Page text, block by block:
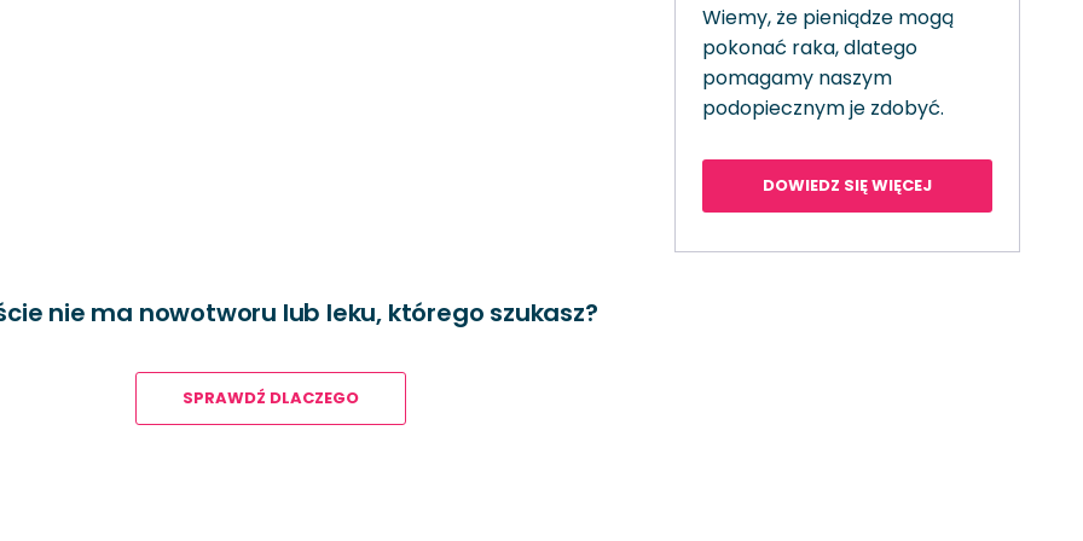
Wiemy, że pieniądze mogą
pokonać raka, dlatego
pomagamy naszym
podopiecznym je zdobyć.
DOWIEDZ SIĘ WIĘCEJ
nie ma nowotworu lub leku, którego szukasz?
SPRAWDŹ DLACZEGO